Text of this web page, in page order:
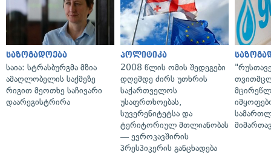
საზოგადოება
საია: სტრასბურგმა მზია
ამაღლობელის საქმეზე
რიგით მეოთხე საჩივარი
დაარეგისტრირა
პოლიტიკა
2008 წლის ომის შედეგები
დღემდე ძირს უთხრის
საქართველოს
უსაფრთხოებას,
სუვერენიტეტსა და
ტერიტორიულ მთლიანობას
— ევროკავშირის
პრესპიკერის განცხადება